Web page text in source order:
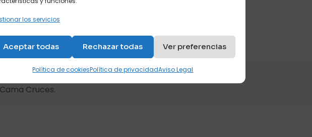
los servicios
Aceptar todas Rechazar todas Ver preferencias
Política de cookiesPolítica de privacidadAviso Legal
Cruces.